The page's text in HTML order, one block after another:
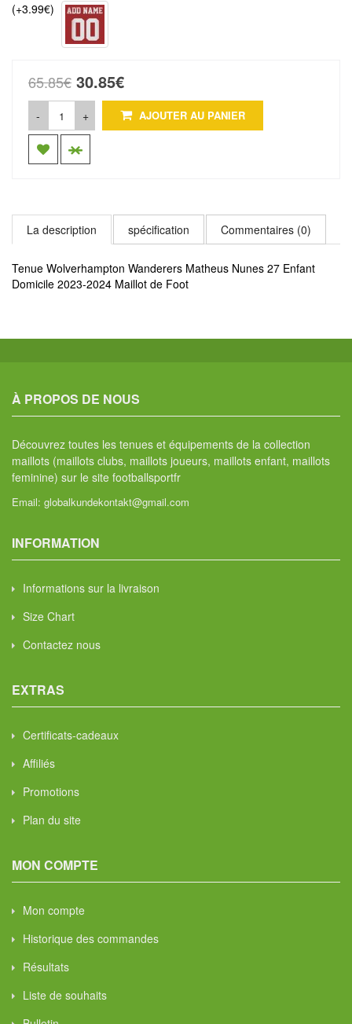
(+3.99€)
65.85€ 30.85€
- + AJOUTER AU PANIER
La description spécification Commentaires (0)
Tenue Wolverhampton Wanderers Matheus Nunes 27 Enfant
Domicile 2023-2024 Maillot de Foot
À PROPOS DE NOUS
Découvrez toutes les tenues et équipements de la collection
maillots (maillots clubs, maillots joueurs, maillots enfant, maillots
feminine) sur le site footballsportfr
Email: globalkundekontakt@gmail.com
INFORMATION
Informations sur la livraison
Size Chart
Contactez nous
EXTRAS
Certificats-cadeaux
Affiliés
Promotions
Plan du site
MON COMPTE
Mon compte
Historique des commandes
Résultats
Liste de souhaits